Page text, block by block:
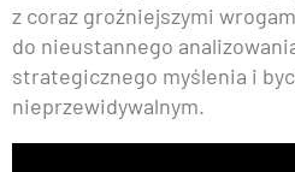
z coraz groźniejszymi
do nieustannego
strategicznego myślenia i
nieprzewidywalnym.